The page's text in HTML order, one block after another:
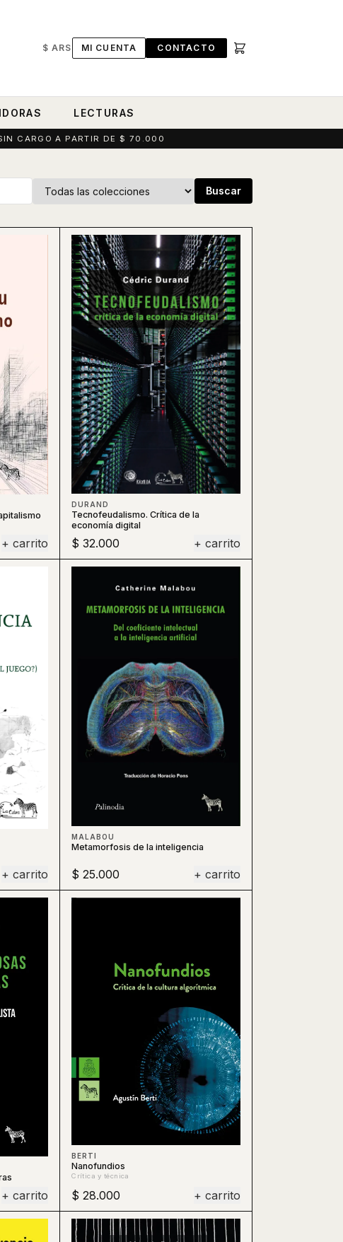
$ ARS MI CUENTA CONTACTO
LECTURAS
CARGO A PARTIR DE $ 70.000
Buscar
+ carrito
DURAND
Tecnofeudalismo. Crítica de la
economía digital
$ 32.000 + carrito
+ carrito
MALABOU
Metamorfosis de la inteligencia
$ 25.000 + carrito
+ carrito
BERTI
Nanofundios
Crítica y técnica
$ 28.000 + carrito